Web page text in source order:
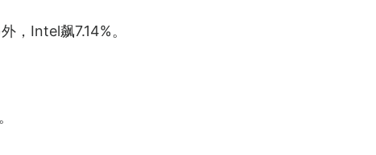
，Intel飙7.14%。